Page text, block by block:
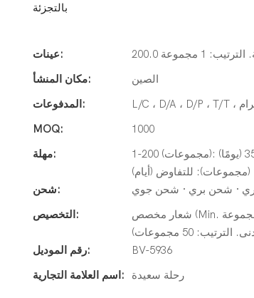
بالتجزئة
عينات:
1 مجموعة
مكان المنشأ:
الصين
المدفوعات:
MOQ:
1000
مهلة:
1-200 (مجموعات): 25 (يومًا) ، 201-500 (مجموعات): 30 (يومًا) ، 501-1000 (مجموعات): 35 (يومًا)
شحن:
· شحن بري · شحن جوي
التخصيص:
شعار مخصص (Min. الترتيب: 50 مجموعة) ، تغليف حسب الطلب (الحد الأدنى. الترتيب: 50
50 مجموعات)
رقم الموديل:
BV-5936
اسم العلامة التجارية:
رحلة سعيدة